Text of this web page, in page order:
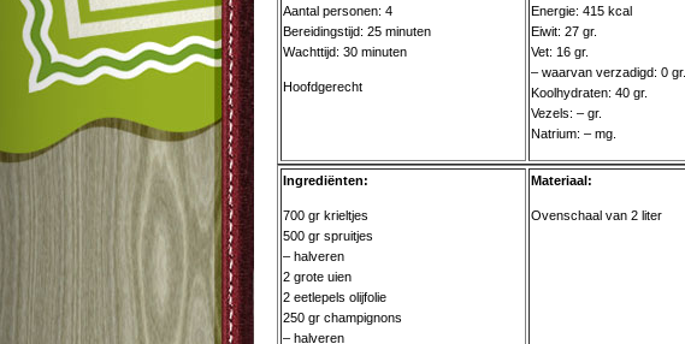
Aantal personen: 4
Bereidingstijd: 25 minuten
Wachttijd: 30 minuten
Hoofdgerecht
Energie: 415 kcal
Eiwit: 27 gr.
Vet: 16 gr.
– waarvan verzadigd: 0 gr.
Koolhydraten: 40 gr.
Vezels: – gr.
Natrium: – mg.
Ingrediënten:
700 gr krieltjes
500 gr spruitjes
– halveren
2 grote uien
2 eetlepels olijfolie
250 gr champignons
– halveren
Materiaal:
Ovenschaal van 2 liter